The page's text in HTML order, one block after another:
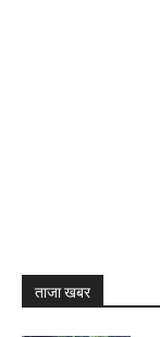
ताजा खबर